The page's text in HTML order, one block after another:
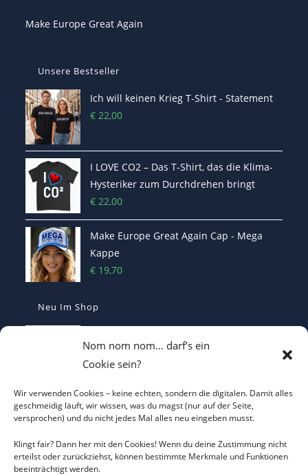
Nom nom nom… darf’s ein
Cookie sein?
Wir verwenden Cookies – keine echten, sondern die digitalen. Damit alles
geschmeidig läuft, wir wissen, was du magst (nur auf der Seite,
versprochen) und du nicht jedes Mal alles neu eingeben musst.
Klingt fair? Dann her mit den Cookies! Wenn du deine Zustimmung nicht
erteilst oder zurückziehst, können bestimmte Merkmale und Funktionen
beeinträchtigt werden.
Make Europe Great Again
Unsere Bestseller
Ich will keinen Krieg T-Shirt - Statement
€ 22,00
I LOVE CO2 – Das T-Shirt, das die Klima-
Hysteriker zum Durchdrehen bringt
€ 22,00
Make Europe Great Again Cap - Mega
Kappe
€ 19,70
Neu Im Shop
€19,70
ICH WILL KEINEN KRIEG Trucker Cap –
Friedens-Statement
Ich will keinen Krieg T-Shirt - Statement